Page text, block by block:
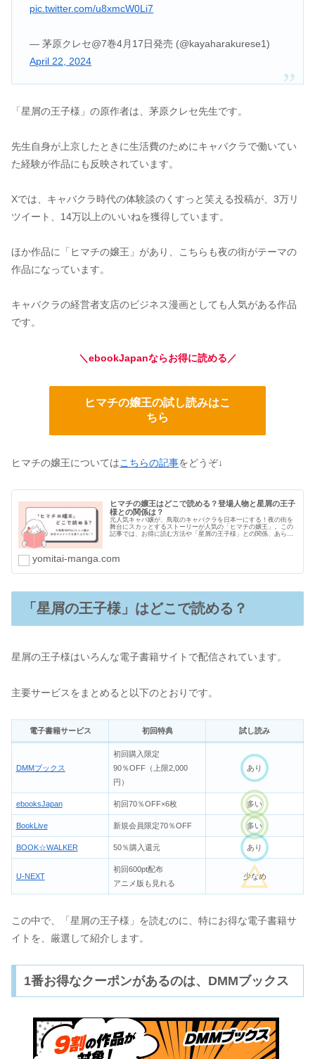
pic.twitter.com/u8xmcW0Li7
— 茅原クレセ@7巻4月17日発売 (@kayaharakurese1)
April 22, 2024
「星屑の王子様」の原作者は、茅原クレセ先生です。
先生自身が上京したときに生活費のためにキャバクラで働いてい
た経験が作品にも反映されています。
Xでは、キャバクラ時代の体験談のくすっと笑える投稿が、3万リ
ツイート、14万以上のいいねを獲得しています。
ほか作品に「ヒマチの嬢王」があり、こちらも夜の街がテーマの
作品になっています。
キャバクラの経営者支店のビジネス漫画としても人気がある作品
です。
＼ebookJapanならお得に読める／
ヒマチの嬢王の試し読みはこ
ちら
ヒマチの嬢王についてはこちらの記事をどうぞ↓
ヒマチの嬢王はどこで読める？登場人物と星屑の王子
様との関係は？
元人気キャバ嬢が、鳥取のキャバクラを日本一にする！夜の街を
舞台にスカッとするストーリーが人気の「ヒマチの嬢王」。この
記事では、お得に読む方法や「星屑の王子様」との関係、あらす
yomitai-manga.com
「星屑の王子様」はどこで読める？
星屑の王子様はいろんな電子書籍サイトで配信されています。
主要サービスをまとめると以下のとおりです。
電子書籍サービス 初回特典 試し読み
DMMブックス
初回購入限定
90％OFF（上限2,000
円）
あり
ebooksJapan 初回70％OFF×6枚 多い
BookLive 新規会員限定70％OFF 多い
BOOK☆WALKER 50％購入還元 あり
U-NEXT
初回600pt配布
アニメ版も見れる
少なめ
この中で、「星屑の王子様」を読むのに、特にお得な電子書籍サ
イトを、厳選して紹介します。
1番お得なクーポンがあるのは、DMMブックス